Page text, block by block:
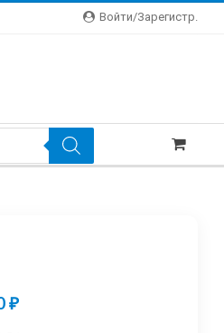
Войти/зарегистр.
₽Диапазон